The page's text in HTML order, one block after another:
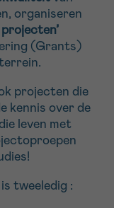
organiseren
(Grants)
projecten die
kennis over de
leven met
tweeledig :